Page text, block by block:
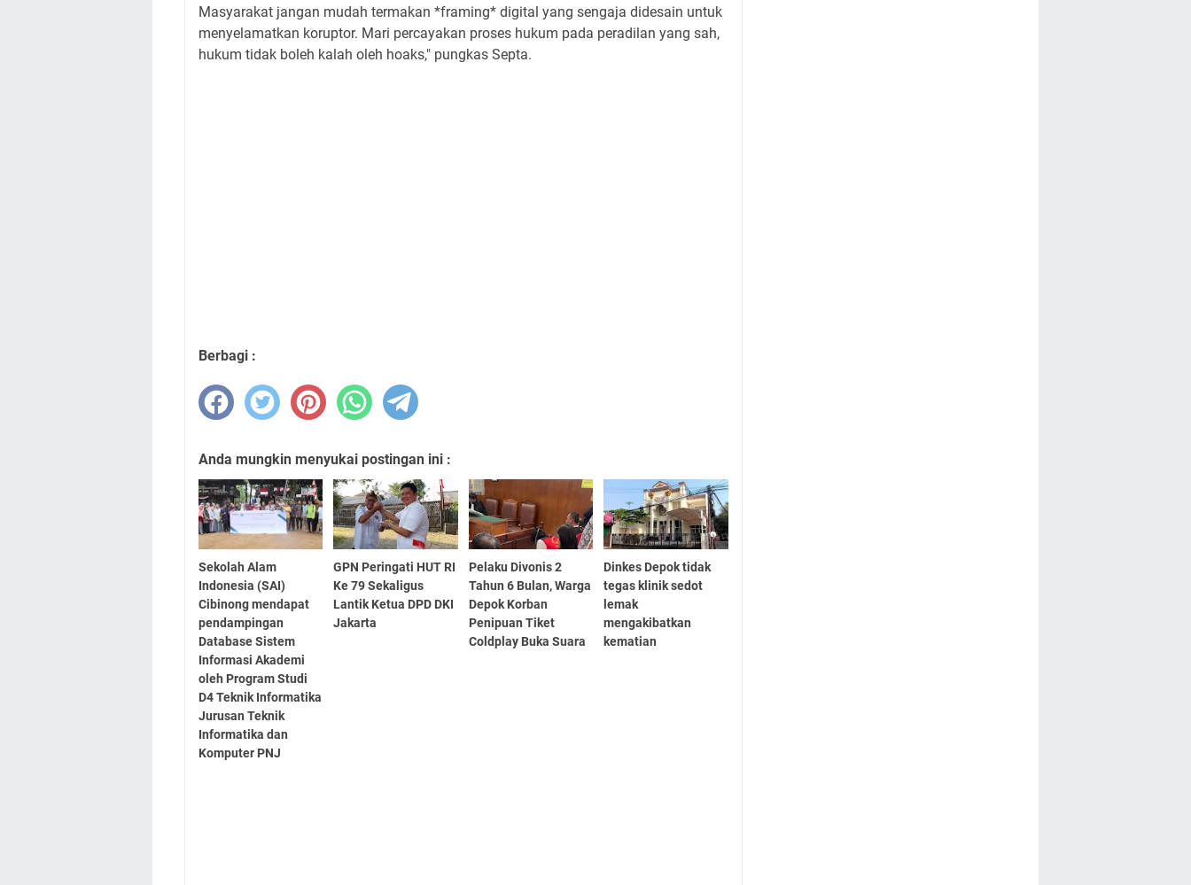
Masyarakat jangan mudah termakan *framing* digital yang sengaja didesain untuk
menyelamatkan koruptor. Mari percayakan proses hukum pada peradilan yang sah,
hukum tidak boleh kalah oleh hoaks," pungkas Septa.
Berbagi :
Anda mungkin menyukai postingan ini :
Sekolah Alam
Indonesia (SAI)
Cibinong mendapat
pendampingan
Database Sistem
Informasi Akademi
oleh Program Studi
D4 Teknik Informatika
Jurusan Teknik
Informatika dan
Komputer PNJ
GPN Peringati HUT RI
Ke 79 Sekaligus
Lantik Ketua DPD DKI
Jakarta
Pelaku Divonis 2
Tahun 6 Bulan, Warga
Depok Korban
Penipuan Tiket
Coldplay Buka Suara
Dinkes Depok tidak
tegas klinik sedot
lemak
mengakibatkan
kematian